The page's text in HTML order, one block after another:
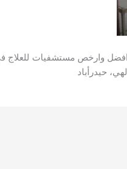
وارخص مستشفيات للعلاج
حيدرأباد